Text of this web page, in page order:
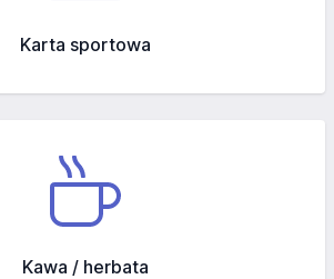
Karta sportowa
Kawa / herbata